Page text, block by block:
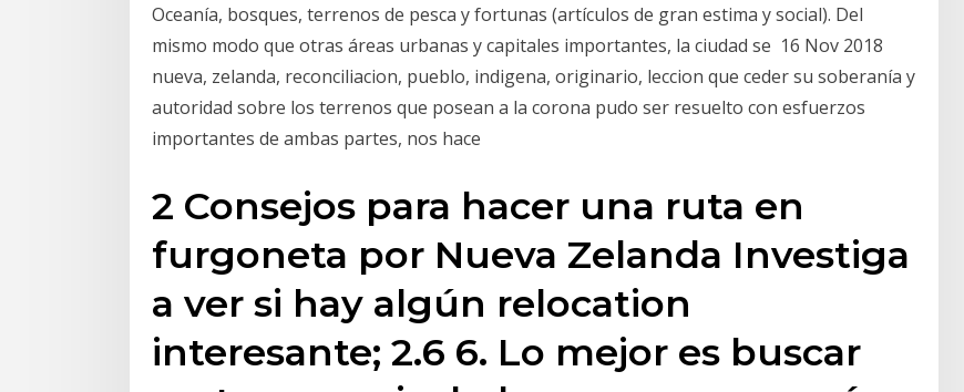
Oceanía, bosques, terrenos de pesca y fortunas (artículos de gran estima y social). Del
mismo modo que otras áreas urbanas y capitales importantes, la ciudad se 16 Nov 2018
nueva, zelanda, reconciliacion, pueblo, indigena, originario, leccion que ceder su soberanía y
autoridad sobre los terrenos que posean a la corona pudo ser resuelto con esfuerzos
importantes de ambas partes, nos hace
2 Consejos para hacer una ruta en
furgoneta por Nueva Zelanda Investiga
a ver si hay algún relocation
interesante; 2.6 6. Lo mejor es buscar